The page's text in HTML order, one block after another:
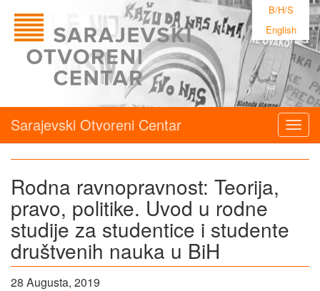
B/H/S
English
Sarajevski Otvoreni Centar
Rodna ravnopravnost: Teorija,
pravo, politike. Uvod u rodne
studije za studentice i studente
društvenih nauka u BiH
28 Augusta, 2019